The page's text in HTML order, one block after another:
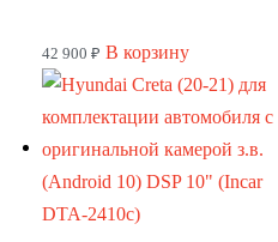
42 900 ₽ В корзину